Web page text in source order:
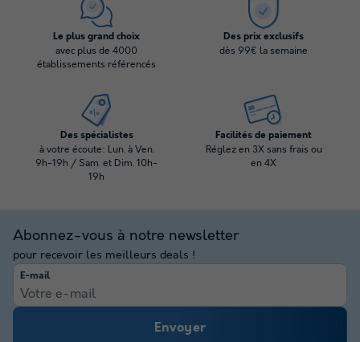
Le plus grand choix
avec plus de 4000
établissements référencés
Des prix exclusifs
dès 99€ la semaine
Des spécialistes
à votre écoute: Lun. à Ven.
9h-19h / Sam. et Dim. 10h-
19h
Facilités de paiement
Réglez en 3X sans frais ou
en 4X
Abonnez-vous à notre newsletter
pour recevoir les meilleurs deals !
E-mail
Envoyer